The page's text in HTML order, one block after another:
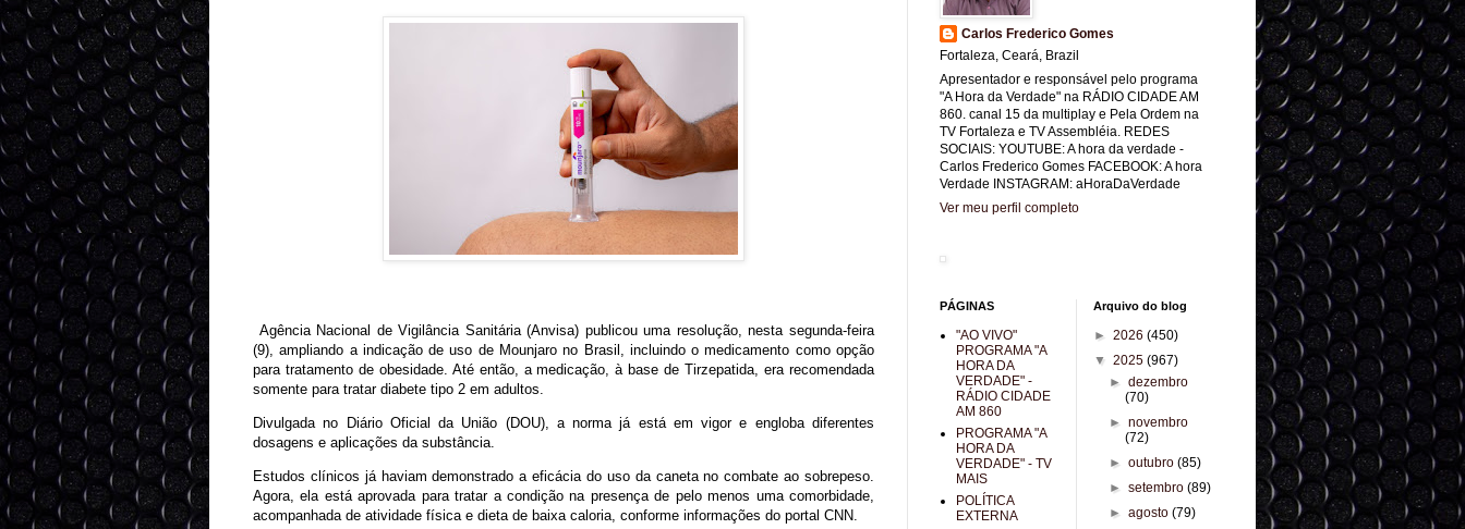
Agência Nacional de Vigilância Sanitária (Anvisa) publicou uma resolução, nesta segunda-feira
(9), ampliando a indicação de uso de Mounjaro no Brasil, incluindo o medicamento como opção
para tratamento de obesidade. Até então, a medicação, à base de Tirzepatida, era recomendada
somente para tratar diabete tipo 2 em adultos.
Divulgada no Diário Oficial da União (DOU), a norma já está em vigor e engloba diferentes
dosagens e aplicações da substância.
Estudos clínicos já haviam demonstrado a eficácia do uso da caneta no combate ao sobrepeso.
Agora, ela está aprovada para tratar a condição na presença de pelo menos uma comorbidade,
acompanhada de atividade física e dieta de baixa caloria, conforme informações do portal CNN.
Carlos Frederico Gomes
Fortaleza, Ceará, Brazil
Apresentador e responsável pelo programa
"A Hora da Verdade" na RÁDIO CIDADE AM
860. canal 15 da multiplay e Pela Ordem na
TV Fortaleza e TV Assembléia. REDES
SOCIAIS: YOUTUBE: A hora da verdade -
Carlos Frederico Gomes FACEBOOK: A hora
Verdade INSTAGRAM: aHoraDaVerdade
Ver meu perfil completo
PÁGINAS
"AO VIVO"
PROGRAMA "A
HORA DA
VERDADE" -
RÁDIO CIDADE
AM 860
PROGRAMA "A
HORA DA
VERDADE" - TV
MAIS
POLÍTICA
EXTERNA
Arquivo do blog
► 2026 (450)
▼ 2025 (967)
►dezembro
(70)
►novembro
(72)
►outubro(85)
►setembro(89)
►agosto(79)